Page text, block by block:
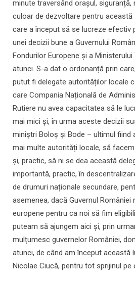
minute traversând orașul, siguranță,
culoar de dezvoltare pentru
care a început să se lucreze efectiv
unei decizii bune a Guvernului
Fondurilor Europene și a
atunci. S-a dat o ordonanță prin
putut fi delegate autorităților locale
care Compania Națională de
Rutiere nu avea capacitatea să le
mai mici și, în urma aceste decizii
miniștri Boloș și Bode – ultimul fiind
mai multe autorități locale, să
și, practic, să ni se dea această
importantă, practic, în
de drumuri naționale secundare,
asemenea, dacă Guvernul
europene pentru ca noi să fim
puteam să ajungem aici și, prin
mulțumesc guvernelor României,
atunci, de când am început această
Nicolae Ciucă, pentru tot sprijinul pe